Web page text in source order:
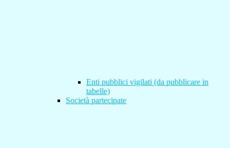
Enti pubblici vigilati (da pubblicare in
tabelle)
Società partecipate